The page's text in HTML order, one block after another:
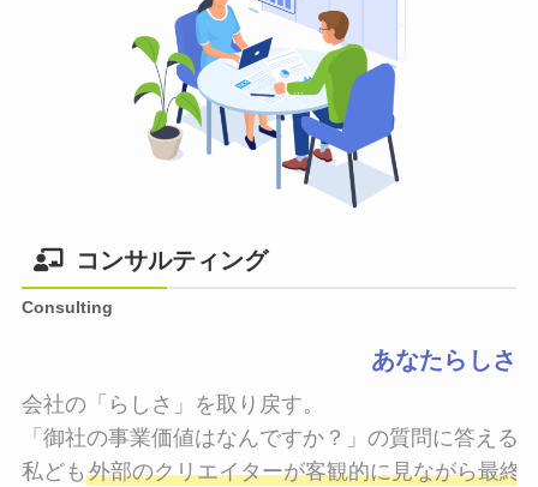
コンサルティング
Consulting
あなたらしさ
会社の「らしさ」を取り戻す。
「御社の事業価値はなんですか？」の質問に答える
私ども 外部のクリエイターが客観的に見ながら最終